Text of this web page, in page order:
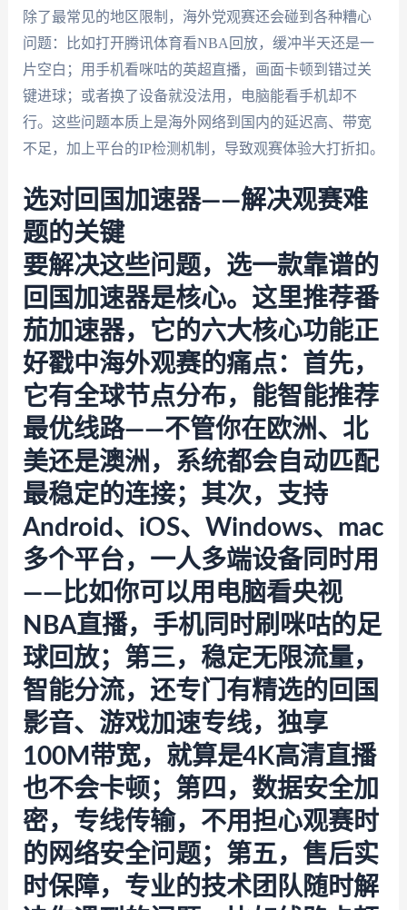
除了最常见的地区限制，海外党观赛还会碰到各种糟心
问题：比如打开腾讯体育看NBA回放，缓冲半天还是一
片空白；用手机看咪咕的英超直播，画面卡顿到错过关
键进球；或者换了设备就没法用，电脑能看手机却不
行。这些问题本质上是海外网络到国内的延迟高、带宽
不足，加上平台的IP检测机制，导致观赛体验大打折扣。
选对回国加速器——解决观赛难
题的关键
要解决这些问题，选一款靠谱的
回国加速器是核心。这里推荐番
茄加速器，它的六大核心功能正
好戳中海外观赛的痛点：首先，
它有全球节点分布，能智能推荐
最优线路——不管你在欧洲、北
美还是澳洲，系统都会自动匹配
最稳定的连接；其次，支持
Android、iOS、Windows、mac
多个平台，一人多端设备同时用
——比如你可以用电脑看央视
NBA直播，手机同时刷咪咕的足
球回放；第三，稳定无限流量，
智能分流，还专门有精选的回国
影音、游戏加速专线，独享
100M带宽，就算是4K高清直播
也不会卡顿；第四，数据安全加
密，专线传输，不用担心观赛时
的网络安全问题；第五，售后实
时保障，专业的技术团队随时解